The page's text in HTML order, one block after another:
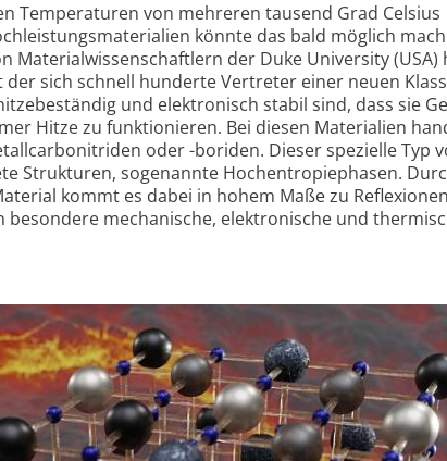
Temperaturen von mehreren tausend Grad Celsius
könnte das bald möglich
Materialwissenschaftlern der Duke University (USA)
sich schnell hunderte Vertreter einer neuen
und elektronisch stabil sind, dass sie
Hitze zu funktionieren. Bei diesen Materialien
oder -boriden. Dieser spezielle Typ
Strukturen, sogenannte Hochentropiephasen.
kommt es dabei in hohem Maße zu
besondere mechanische, elektronische und